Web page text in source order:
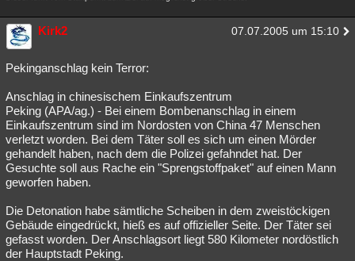
Kirk2 07.07.2005 um 15:10
Pekinganschlag kein Terror:
Anschlag in chinesischem Einkaufszentrum
Peking (APA/ag.) - Bei einem Bombenanschlag in einem
Einkaufszentrum sind im Nordosten von China 47 Menschen
verletzt worden. Bei dem Täter soll es sich um einen Mörder
gehandelt haben, nach dem die Polizei gefahndet hat. Der
Gesuchte soll aus Rache ein "Sprengstoffpaket" auf einen Mann
geworfen haben.
Die Detonation habe sämtliche Scheiben in dem zweistöckigen
Gebäude eingedrückt, hieß es auf offizieller Seite. Der Täter sei
gefasst worden. Der Anschlagsort liegt 580 Kilometer nordöstlich
der Hauptstadt Peking.